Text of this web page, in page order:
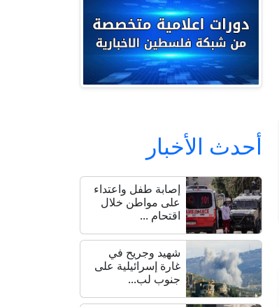
أحدث الأخبار
إصابة طفل واعتداء
على مواطن خلال
اقتحام ...
شهيد وجريح في
غارة إسرائيلية على
جنوب لب...